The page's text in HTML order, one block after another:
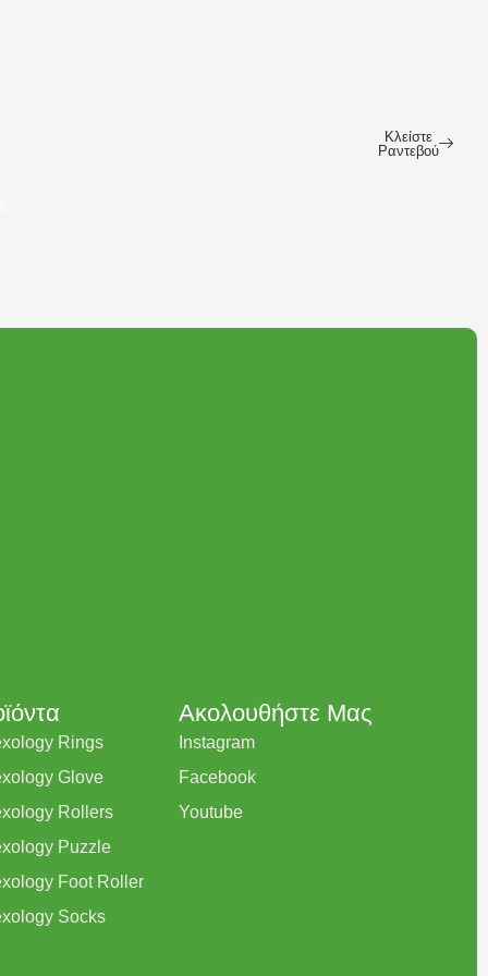
Κλείστε
Ραντεβού
Rings
Glove
Rollers
Puzzle
Foot Roller
Socks
Ακολουθήστε Μας
Instagram
Facebook
Youtube